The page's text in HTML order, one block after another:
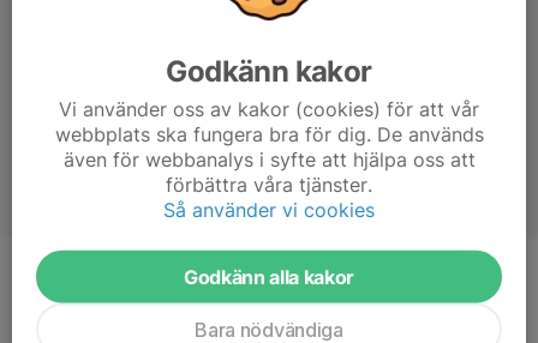
Ålder 16 år
Godkänn kakor
Vi använder oss av kakor (cookies) för att vår
webbplats ska fungera bra för dig. De används
även för webbanalys i syfte att hjälpa oss att
förbättra våra tjänster.
Så använder vi cookies
Godkänn alla kakor
Bara nödvändiga